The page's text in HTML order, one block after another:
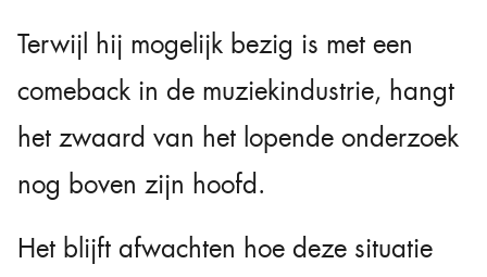
Terwijl hij mogelijk bezig is met een
comeback in de muziekindustrie, hangt
het zwaard van het lopende onderzoek
nog boven zijn hoofd.
Het blijft afwachten hoe deze situatie